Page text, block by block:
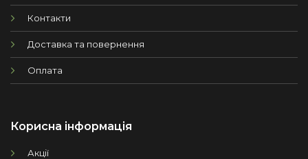
Контакти
Доставка та повернення
Оплата
Корисна інформація
Акції